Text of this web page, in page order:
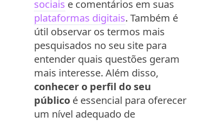
sociais e comentários em suas
plataformas digitais. Também é
útil observar os termos mais
pesquisados no seu site para
entender quais questões geram
mais interesse. Além disso,
conhecer o perfil do seu
público é essencial para oferecer
um nível adequado de